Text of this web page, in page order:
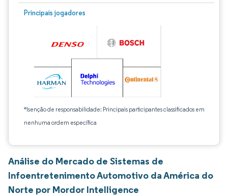
Principais jogadores
*Isenção de responsabilidade: Principais participantes classificados em
nenhuma ordem específica
Análise do Mercado de Sistemas de
Infoentretenimento Automotivo da América do
Norte por Mordor Intelligence